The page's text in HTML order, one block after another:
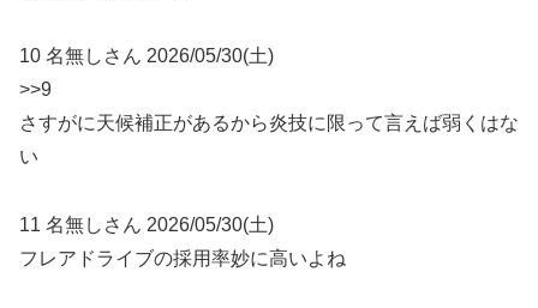
10 名無しさん 2026/05/30(土)
>>9
さすがに天候補正があるから炎技に限って言えば弱くはな
い
11 名無しさん 2026/05/30(土)
フレアドライブの採用率妙に高いよね